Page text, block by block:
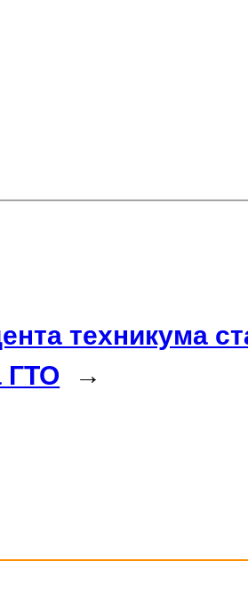
техникума
ГТО
→